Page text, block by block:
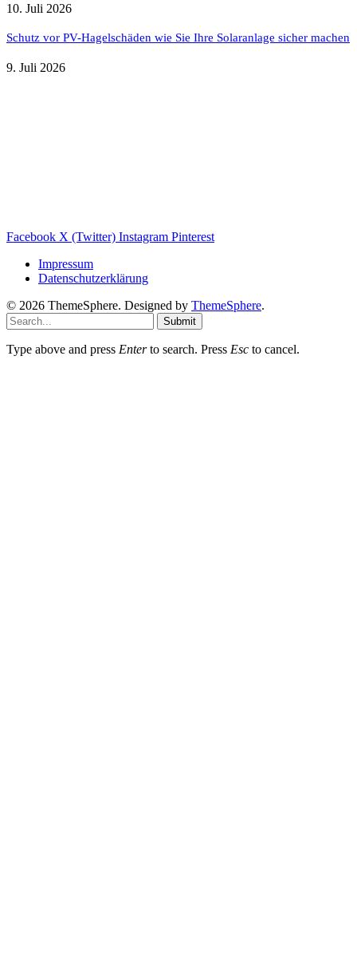
10. Juli 2026
Schutz vor PV-Hagelschäden wie Sie Ihre Solaranlage sicher machen
9. Juli 2026
Facebook X (Twitter) Instagram Pinterest
Impressum
Datenschutzerklärung
© 2026 ThemeSphere. Designed by ThemeSphere.
Submit
Type above and press Enterto search. Press Esc to cancel.